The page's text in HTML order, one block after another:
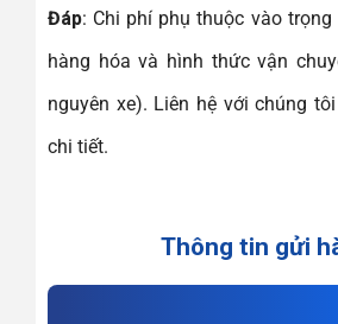
Đáp: Chi phí phụ thuộc vào
hàng hóa và hình thức vận
nguyên xe). Liên hệ với chúng
chi tiết.
Thông tin gửi